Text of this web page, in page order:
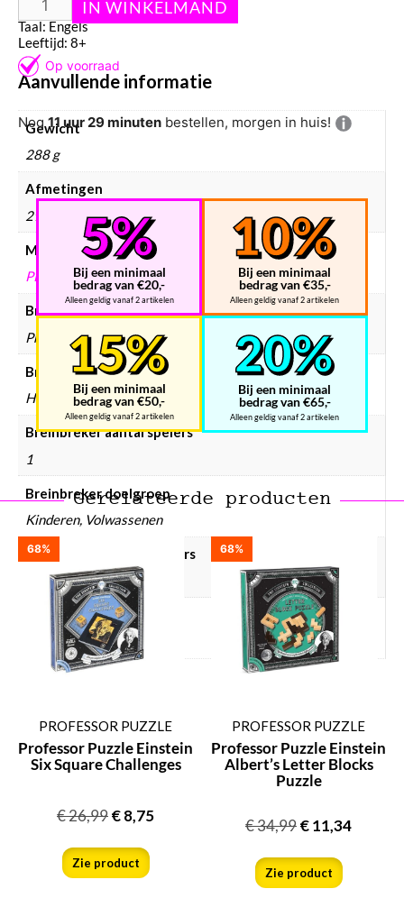
Aantal spelers: 1
Taal: Engels
Leeftijd: 8+
Aanvullende informatie
Gewicht
288 g
Afmetingen
293 × 145 × 36 mm
Merken
PROFESSOR PUZZLE
Breinbreker merken
Professor Puzzle
Breinbreker materiaal
Hout
Breinbreker aantal spelers
1
Breinbreker doelgroep
Kinderen, Volwassenen
Breinbreker hersenkrakers
Breinbreker prijsklasse
Breinbreker € 10 – € 25
Nog11 uur 29 minuten bestellen, morgen in huis!
Bij een minimaal
bedrag van €20,-
Alleen geldig vanaf 2 artikelen
Bij een minimaal
bedrag van €35,-
Alleen geldig vanaf 2 artikelen
Bij een minimaal
bedrag van €50,-
Alleen geldig vanaf 2 artikelen
Bij een minimaal
bedrag van €65,-
Alleen geldig vanaf 2 artikelen
Gerelateerde producten
68%
PROFESSOR PUZZLE
Professor Puzzle Einstein
Six Square Challenges
€26,99€8,75
Zie product
68%
PROFESSOR PUZZLE
Professor Puzzle Einstein
Albert’s Letter Blocks
Puzzle
€34,99€11,34
Zie product